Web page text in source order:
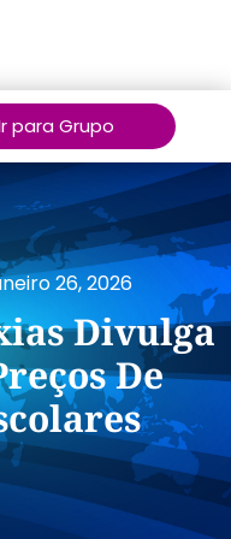
para Grupo
26, 2026
Divulga
De